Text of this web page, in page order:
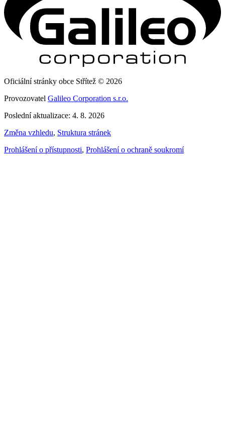
Oficiální stránky obce Střítež © 2026
Provozovatel Galileo Corporation s.r.o.
Poslední aktualizace: 4. 8. 2026
Změna vzhledu, Struktura stránek
Prohlášení o přístupnosti, Prohlášení o ochraně soukromí